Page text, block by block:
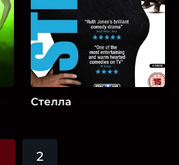
Стелла
2